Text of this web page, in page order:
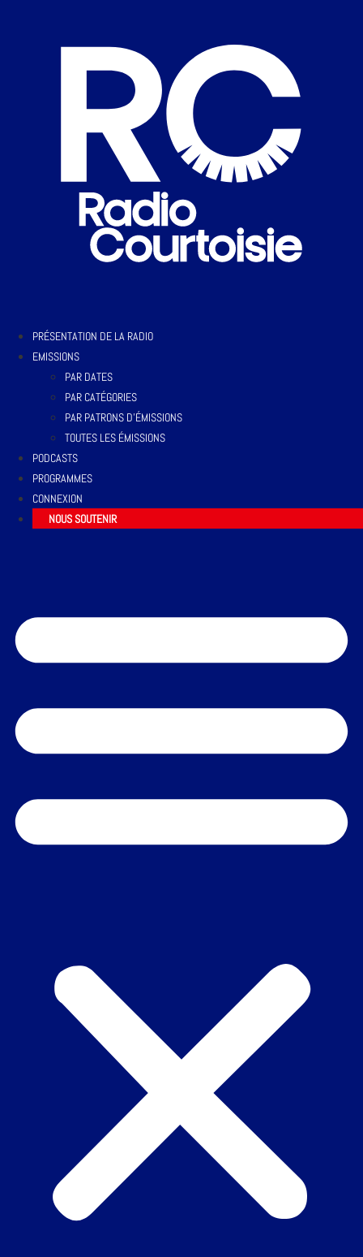
PRÉSENTATION DE LA RADIO
EMISSIONS
PAR DATES
PAR CATÉGORIES
PAR PATRONS D’ÉMISSIONS
TOUTES LES ÉMISSIONS
PODCASTS
PROGRAMMES
CONNEXION
NOUS SOUTENIR